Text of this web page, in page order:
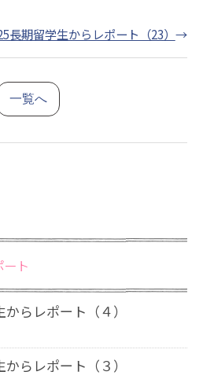
長期留学生からレポート（23） →
一覧へ
ト
らレポート（４）
らレポート（３）